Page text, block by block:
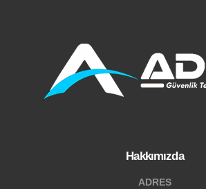
Hakkımızda
ADRES